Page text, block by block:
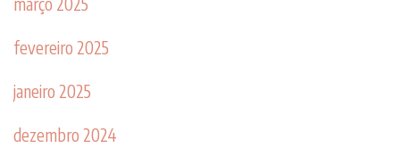
fevereiro 2025
janeiro 2025
dezembro 2024